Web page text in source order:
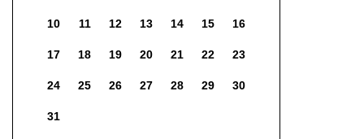
10 11 12 13 14 15 16
17 18 19 20 21 22 23
24 25 26 27 28 29 30
31